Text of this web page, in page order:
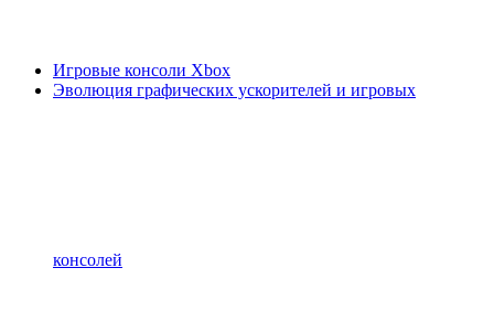
Игровые консоли Xbox
Эволюция графических ускорителей и игровых
консолей